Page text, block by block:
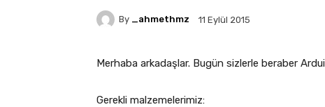
By _ahmethmz 11 Eylül 2015
Merhaba arkadaşlar. Bugün sizlerle beraber
Gerekli malzemelerimiz: